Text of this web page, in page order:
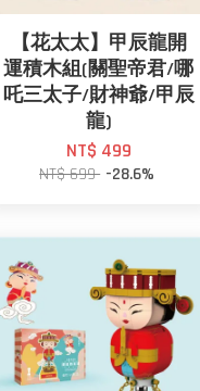
【花太太】甲辰龍開
運積木組(關聖帝君/哪
吒三太子/財神爺/甲辰
龍)
NT$ 499
NT$ 699 -28.6%